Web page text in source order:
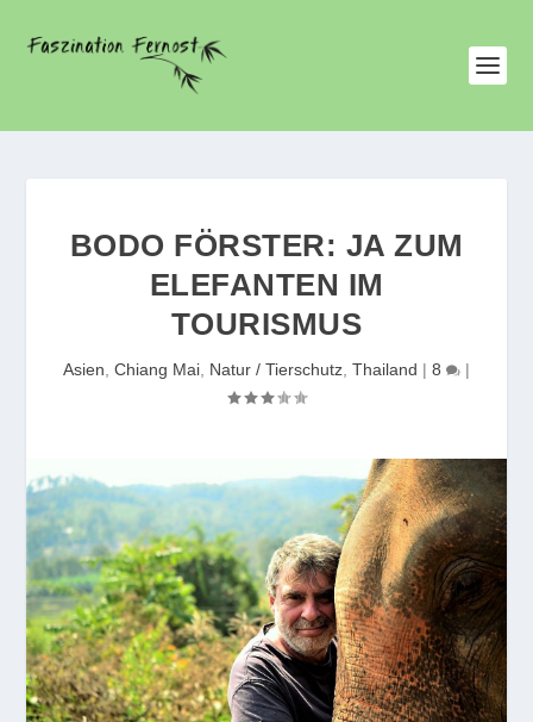
BODO FÖRSTER: JA ZUM
ELEFANTEN IM
TOURISMUS
Asien Chiang Mai Natur / Tierschutz Thailand | 8 |